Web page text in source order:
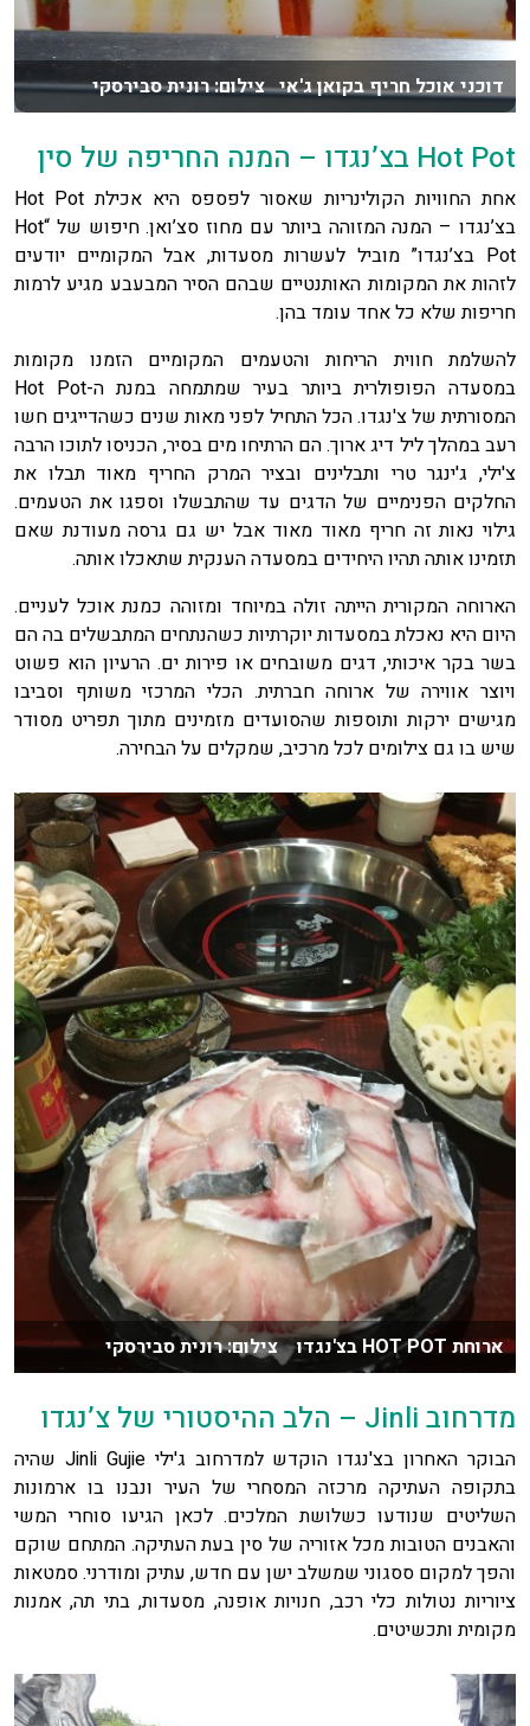
דוכני אוכל חריף בקואן ג'אי צילום: רונית סבירסקי
Hot Pot בצ’נגדו – המנה החריפה של סין
אחת החוויות הקולינריות שאסור לפספס היא אכילת Hot Pot
בצ’נגדו – המנה המזוהה ביותר עם מחוז סצ’ואן. חיפוש של “Hot
Pot בצ’נגדו” מוביל לעשרות מסעדות, אבל המקומיים יודעים
לזהות את המקומות האותנטיים שבהם הסיר המבעבע מגיע לרמות
חריפות שלא כל אחד עומד בהן.
להשלמת חווית הריחות והטעמים המקומיים הזמנו מקומות
במסעדה הפופולרית ביותר בעיר שמתמחה במנת ה-Hot Pot
המסורתית של צ'נגדו. הכל התחיל לפני מאות שנים כשהדייגים חשו
רעב במהלך ליל דיג ארוך. הם הרתיחו מים בסיר, הכניסו לתוכו הרבה
צ'ילי, ג'ינגר טרי ותבלינים ובציר המרק החריף מאוד תבלו את
החלקים הפנימיים של הדגים עד שהתבשלו וספגו את הטעמים.
גילוי נאות זה חריף מאוד מאוד אבל יש גם גרסה מעודנת שאם
תזמינו אותה תהיו היחידים במסעדה הענקית שתאכלו אותה.
הארוחה המקורית הייתה זולה במיוחד ומזוהה כמנת אוכל לעניים.
היום היא נאכלת במסעדות יוקרתיות כשהנתחים המתבשלים בה הם
בשר בקר איכותי, דגים משובחים או פירות ים. הרעיון הוא פשוט
ויוצר אווירה של ארוחה חברתית. הכלי המרכזי משותף וסביבו
מגישים ירקות ותוספות שהסועדים מזמינים מתוך תפריט מסודר
שיש בו גם צילומים לכל מרכיב, שמקלים על הבחירה.
ארוחת HOT POT בצ'נגדו צילום: רונית סבירסקי
מדרחוב Jinli – הלב ההיסטורי של צ’נגדו
הבוקר האחרון בצ'נגדו הוקדש למדרחוב ג'ילי Jinli Gujie שהיה
בתקופה העתיקה מרכזה המסחרי של העיר ונבנו בו ארמונות
השליטים שנודעו כשלושת המלכים. לכאן הגיעו סוחרי המשי
והאבנים הטובות מכל אזוריה של סין בעת העתיקה. המתחם שוקם
והפך למקום ססגוני שמשלב ישן עם חדש, עתיק ומודרני. סמטאות
ציוריות נטולות כלי רכב, חנויות אופנה, מסעדות, בתי תה, אמנות
מקומית ותכשיטים.